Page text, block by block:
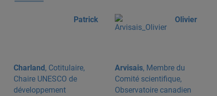
Patrick
Charland , Cotitulaire,
Chaire UNESCO de
développement
Olivier
Arvisais, Membre du
Comité scientifique,
Observatoire canadien